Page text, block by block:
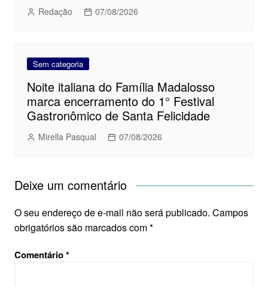
Redação 07/08/2026
Sem categoria
Noite italiana do Família Madalosso
marca encerramento do 1° Festival
Gastronômico de Santa Felicidade
Mirella Pasqual 07/08/2026
Deixe um comentário
O seu endereço de e-mail não será publicado. Campos
obrigatórios são marcados com*
Comentário*